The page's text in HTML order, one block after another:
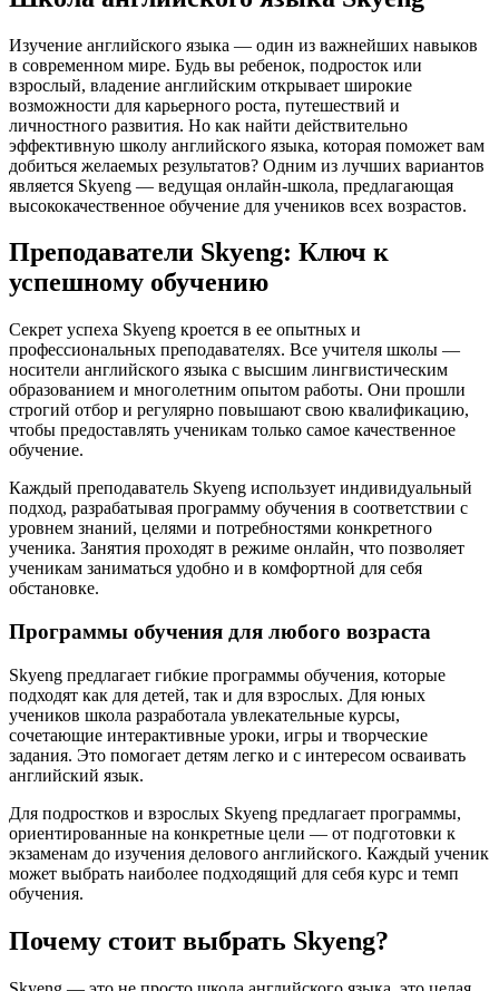
Изучение английского языка — один из важнейших навыков
в современном мире. Будь вы ребенок, подросток или
взрослый, владение английским открывает широкие
возможности для карьерного роста, путешествий и
личностного развития. Но как найти действительно
эффективную школу английского языка, которая поможет вам
добиться желаемых результатов? Одним из лучших вариантов
является Skyeng — ведущая онлайн-школа, предлагающая
высококачественное обучение для учеников всех возрастов.
Преподаватели Skyeng: Ключ к
успешному обучению
Секрет успеха Skyeng кроется в ее опытных и
профессиональных преподавателях. Все учителя школы —
носители английского языка с высшим лингвистическим
образованием и многолетним опытом работы. Они прошли
строгий отбор и регулярно повышают свою квалификацию,
чтобы предоставлять ученикам только самое качественное
обучение.
Каждый преподаватель Skyeng использует индивидуальный
подход, разрабатывая программу обучения в соответствии с
уровнем знаний, целями и потребностями конкретного
ученика. Занятия проходят в режиме онлайн, что позволяет
ученикам заниматься удобно и в комфортной для себя
обстановке.
Программы обучения для любого возраста
Skyeng предлагает гибкие программы обучения, которые
подходят как для детей, так и для взрослых. Для юных
учеников школа разработала увлекательные курсы,
сочетающие интерактивные уроки, игры и творческие
задания. Это помогает детям легко и с интересом осваивать
английский язык.
Для подростков и взрослых Skyeng предлагает программы,
ориентированные на конкретные цели — от подготовки к
экзаменам до изучения делового английского. Каждый ученик
может выбрать наиболее подходящий для себя курс и темп
обучения.
Почему стоит выбрать Skyeng?